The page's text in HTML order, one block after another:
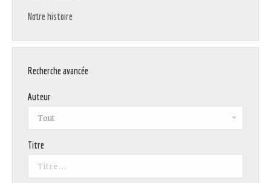
Notre histoire
Recherche avancée
Auteur
Titre